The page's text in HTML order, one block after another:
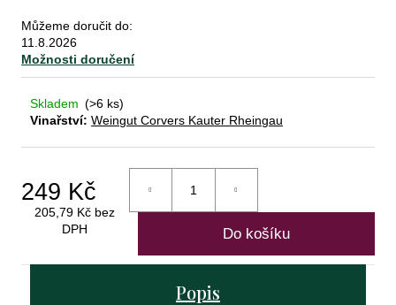
Můžeme doručit do:
11.8.2026
Možnosti doručení
Skladem (>6 ks)
Vinařství:Weingut Corvers Kauter Rheingau
249 Kč
205,79 Kč bez
DPH
cena:
Do košíku
Popis
bio
cava
vita
vivet
Kč